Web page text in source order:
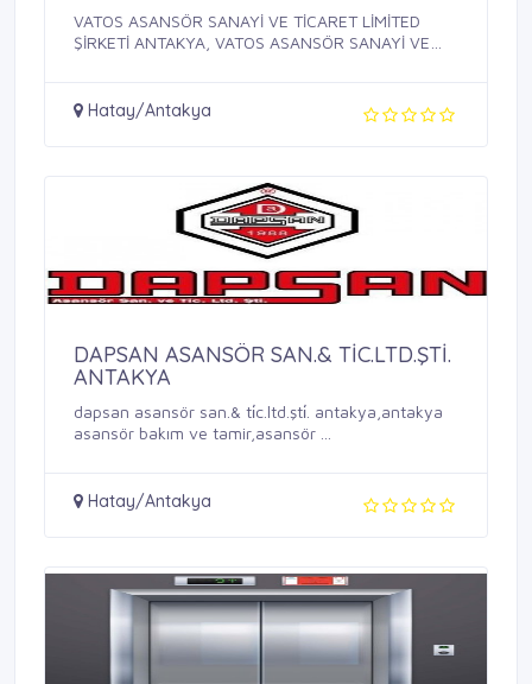
VATOS ASANSÖR SANAYİ VE TİCARET LİMİTED
ŞİRKETİ ANTAKYA, VATOS ASANSÖR SANAYİ VE
Hatay/Antakya
DAPSAN ASANSÖR SAN.& TİC.LTD.ŞTİ.
ANTAKYA
dapsan asansör san.& ti̇c.ltd.şti̇. antakya,antakya
asansör bakım ve tamir,asansör ...
Hatay/Antakya